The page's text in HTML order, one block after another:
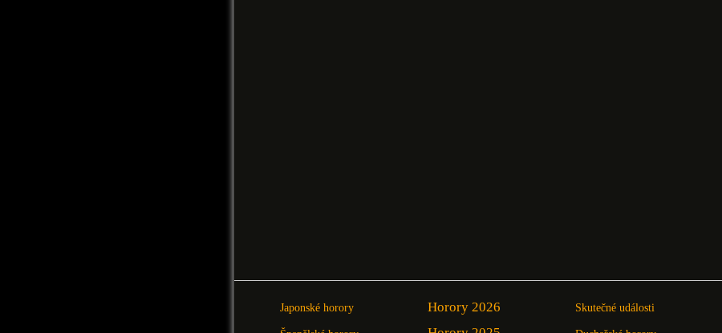
Japonské horory
Horory 2026
Skutečné události